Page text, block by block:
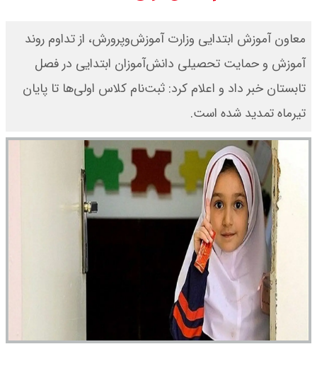
سنتی جمهوری‌خواهان را از دست می
دهد؟
درصد افزایش می دهند
معاون آموزش ابتدایی وزارت آموزش‌وپرورش، از تداوم روند
آموزش و حمایت تحصیلی دانش‌آموزان ابتدایی در فصل
تابستان خبر داد و اعلام کرد: ثبت‌نام کلاس اولی‌ها تا پایان
تیرماه تمدید شده است.